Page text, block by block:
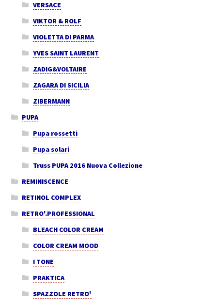
VERSACE
VIKTOR & ROLF
VIOLETTA DI PARMA
YVES SAINT LAURENT
ZADIG&VOLTAIRE
ZAGARA DI SICILIA
ZIBERMANN
PUPA
Pupa rossetti
Pupa solari
Truss PUPA 2016 Nuova Collezione
REMINISCENCE
RETINOL COMPLEX
RETRO'.PROFESSIONAL
BLEACH COLOR CREAM
COLOR CREAM MOOD
I TONE
PRAKTICA
SPAZZOLE RETRO'